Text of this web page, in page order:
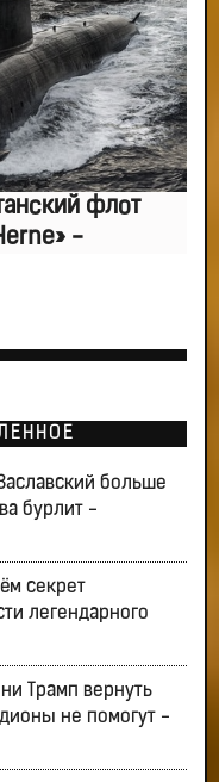
флот
-
больше
бурлит -
секрет
легендарного
Трамп вернуть
не помогут -